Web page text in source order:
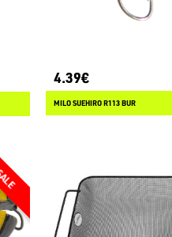
4.39€
MILO SUEHIRO R113 BUR